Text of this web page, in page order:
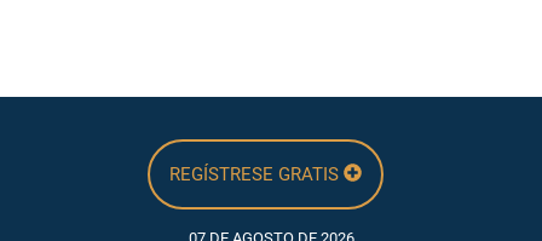
REGÍSTRESE GRATIS
07 DE AGOSTO DE 2026